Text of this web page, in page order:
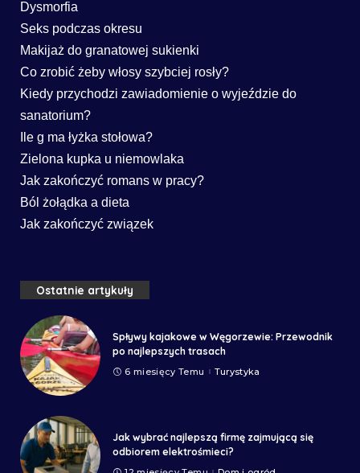
Dysmorfia
Seks podczas okresu
Makijaż do granatowej sukienki
Co zrobić żeby włosy szybciej rosły?
Kiedy przychodzi zawiadomienie o wyjeździe do
sanatorium?
Ile g ma łyżka stołowa?
Zielona kupka u niemowlaka
Jak zakończyć romans w pracy?
Ból żołądka a dieta
Jak zakończyć związek
Ostatnie artykuły
Spływy kajakowe w Węgorzewie: Przewodnik
po najlepszych trasach
6 miesięcy Temu Turystyka
Jak wybrać najlepszą firmę zajmującą się
odbiorem elektrośmieci?